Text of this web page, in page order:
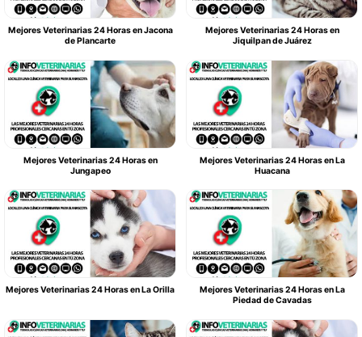
Mejores Veterinarias 24 Horas en Jacona
de Plancarte
Mejores Veterinarias 24 Horas en
Jiquilpan de Juárez
Mejores Veterinarias 24 Horas en
Jungapeo
Mejores Veterinarias 24 Horas en La
Huacana
Mejores Veterinarias 24 Horas en La Orilla
Mejores Veterinarias 24 Horas en La
Piedad de Cavadas